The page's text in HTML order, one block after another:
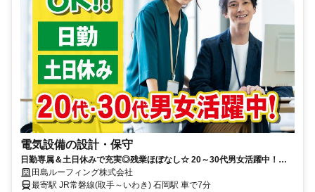
電気設備の設計・保守
日勤専属＆土日休みで充実◎残業ほぼなし☆ 20～30代男女活躍中！未
経験から電気系の知識を活かせる！
田島ルーフィング株式会社
最寄駅 JR常磐線(取手～いわき) 石岡駅 車で7分